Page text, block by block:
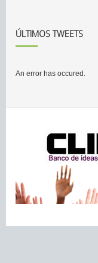
ÚLTIMOS TWEETS
An error has occured.